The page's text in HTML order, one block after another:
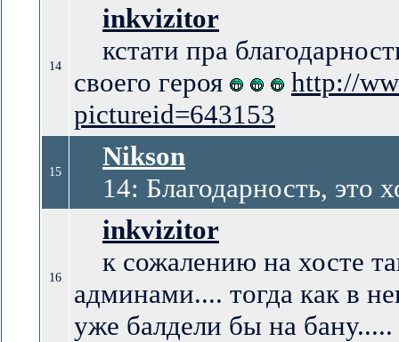
14
inkvizitor
кстати пра
своего героя
http://
pictureid=643153
15
Nikson
14: Благодарность, это
16
inkvizitor
к сожалению на хосте
админами.... тогда как в
уже балдели бы на бану.....